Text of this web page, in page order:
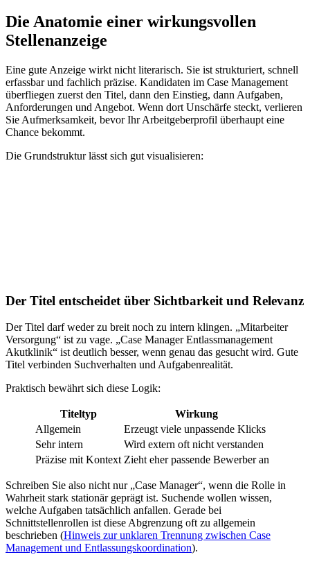
Die Anatomie einer wirkungsvollen
Stellenanzeige
Eine gute Anzeige wirkt nicht literarisch. Sie ist strukturiert, schnell
erfassbar und fachlich präzise. Kandidaten im Case Management
überfliegen zuerst den Titel, dann den Einstieg, dann Aufgaben,
Anforderungen und Angebot. Wenn dort Unschärfe steckt, verlieren
Sie Aufmerksamkeit, bevor Ihr Arbeitgeberprofil überhaupt eine
Chance bekommt.
Die Grundstruktur lässt sich gut visualisieren:
Der Titel entscheidet über Sichtbarkeit und Relevanz
Der Titel darf weder zu breit noch zu intern klingen. „Mitarbeiter
Versorgung“ ist zu vage. „Case Manager Entlassmanagement
Akutklinik“ ist deutlich besser, wenn genau das gesucht wird. Gute
Titel verbinden Suchverhalten und Aufgabenrealität.
Praktisch bewährt sich diese Logik:
Titeltyp
Wirkung
Allgemein
Erzeugt viele unpassende Klicks
Sehr intern
Wird extern oft nicht verstanden
Präzise mit Kontext Zieht eher passende Bewerber an
Schreiben Sie also nicht nur „Case Manager“, wenn die Rolle in
Wahrheit stark stationär geprägt ist. Suchende wollen wissen,
welche Aufgaben tatsächlich anfallen. Gerade bei
Schnittstellenrollen ist diese Abgrenzung oft zu allgemein
beschrieben (Hinweis zur unklaren Trennung zwischen Case
Management und Entlassungskoordination).